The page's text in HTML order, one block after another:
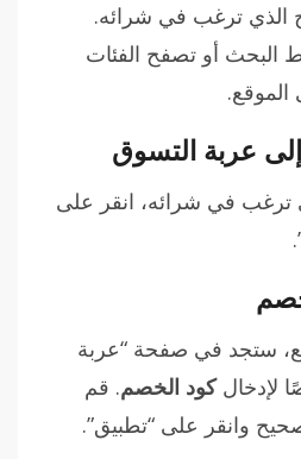
الذي ترغب في شرائه.
البحث أو تصفح الفئات
الموقع.
إلى عربة التسوق
ترغب في شرائه، انقر على
ستجد في صفحة “عربة
لإدخال كود الخصم. قم
وانقر على “تطبيق”.